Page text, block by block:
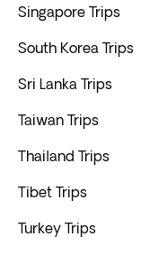
Singapore Trips
South Korea Trips
Sri Lanka Trips
Taiwan Trips
Thailand Trips
Tibet Trips
Turkey Trips